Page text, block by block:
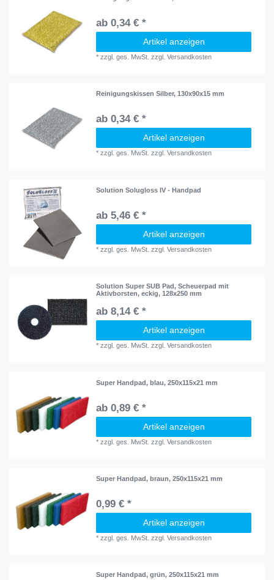
ab 0,34 € *
Artikel anzeigen
*zzgl. ges. MwSt. zzgl.Versandkosten
Reinigungskissen Silber, 130x90x15 mm
ab 0,34 € *
Artikel anzeigen
*zzgl. ges. MwSt. zzgl.Versandkosten
Solution Solugloss IV - Handpad
ab 5,46 € *
Artikel anzeigen
*zzgl. ges. MwSt. zzgl.Versandkosten
Solution Super SUB Pad, Scheuerpad mit
Aktivborsten, eckig, 128x250 mm
ab 8,14 € *
Artikel anzeigen
*zzgl. ges. MwSt. zzgl.Versandkosten
Super Handpad, blau, 250x115x21 mm
ab 0,89 € *
Artikel anzeigen
*zzgl. ges. MwSt. zzgl.Versandkosten
Super Handpad, braun, 250x115x21 mm
0,99 € *
Artikel anzeigen
*zzgl. ges. MwSt. zzgl.Versandkosten
Super Handpad, grün, 250x115x21 mm